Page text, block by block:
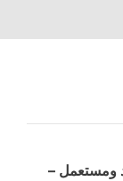
ومستعمل –